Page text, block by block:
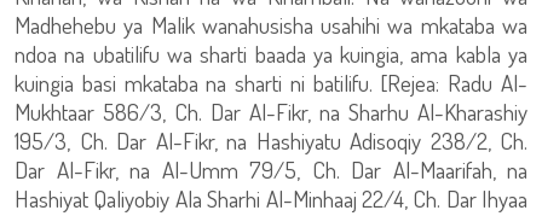
Madhehebu ya Malik wanahusisha usahihi wa mkataba wa
ndoa na ubatilifu wa sharti baada ya kuingia, ama kabla ya
kuingia basi mkataba na sharti ni batilifu. [Rejea: Radu Al-
Mukhtaar 586/3, Ch. Dar Al-Fikr, na Sharhu Al-Kharashiy
195/3, Ch. Dar Al-Fikr, na Hashiyatu Adisoqiy 238/2, Ch.
Dar Al-Fikr, na Al-Umm 79/5, Ch. Dar Al-Maarifah, na
Hashiyat Qaliyobiy Ala Sharhi Al-Minhaaj 22/4, Ch. Dar Ihyaa